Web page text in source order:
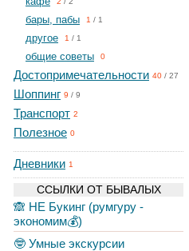
бары, пабы 1 / 1
другое 1 / 1
общие советы 0
Достопримечательности 40 / 27
Шоппинг 9 / 9
Транспорт 2
Полезное 0
Дневники 1
ССЫЛКИ ОТ БЫВАЛЫХ
🙈 НЕ Букинг (румгуру -
экономим💰)
🤓 Умные экскурсии